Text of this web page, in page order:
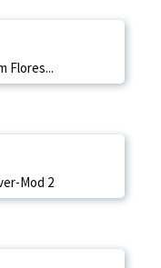
Flores...
Mod 2